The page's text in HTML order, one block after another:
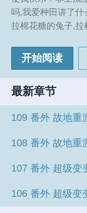
吗,我爱种田讲了
拉棉花糖的兔子,拉
开始阅读
最新章节
109 番外 故地重
108 番外 故地重
107 番外 超级变
106 番外 超级变